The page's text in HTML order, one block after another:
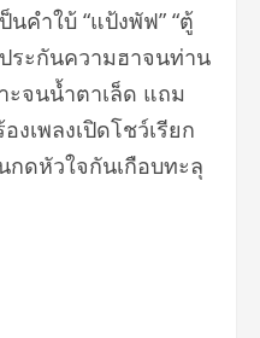
นคำใบ้ “แป้งพัฟ” “ตู้
ระกันความฮาจนท่าน
ะจนน้ำตาเล็ด แถม
งเพลงเปิดโชว์เรียก
กดหัวใจกันเกือบทะลุ